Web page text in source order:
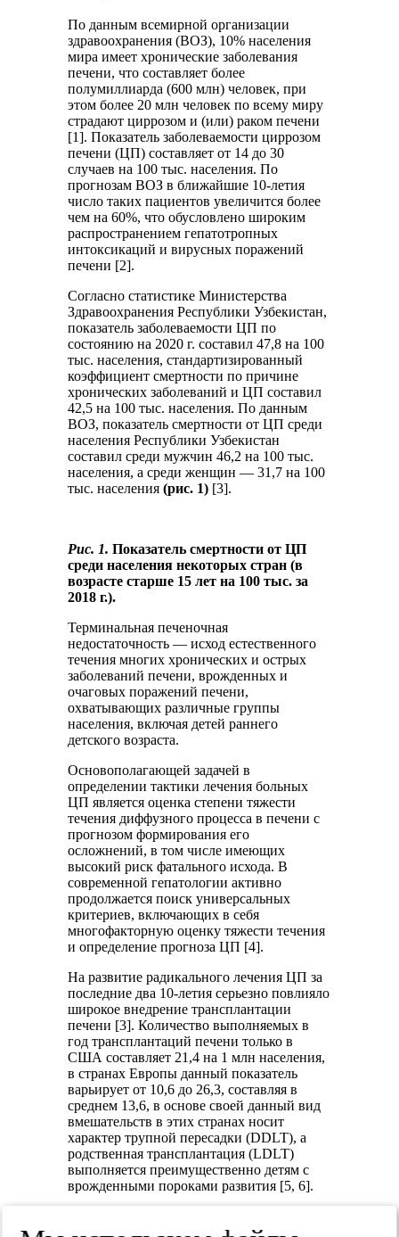
По данным всемирной организации
здравоохранения (ВОЗ), 10% населения
мира имеет хронические заболевания
печени, что составляет более
полумиллиарда (600 млн) человек, при
этом более 20 млн человек по всему миру
страдают циррозом и (или) раком печени
[1]. Показатель заболеваемости циррозом
печени (ЦП) составляет от 14 до 30
случаев на 100 тыс. населения. По
прогнозам ВОЗ в ближайшие 10-летия
число таких пациентов увеличится более
чем на 60%, что обусловлено широким
распространением гепатотропных
интоксикаций и вирусных поражений
печени [2].
Согласно статистике Министерства
Здравоохранения Республики Узбекистан,
показатель заболеваемости ЦП по
состоянию на 2020 г. составил 47,8 на 100
тыс. населения, стандартизированный
коэффициент смертности по причине
хронических заболеваний и ЦП составил
42,5 на 100 тыс. населения. По данным
ВОЗ, показатель смертности от ЦП среди
населения Республики Узбекистан
составил среди мужчин 46,2 на 100 тыс.
населения, а среди женщин — 31,7 на 100
тыс. населения(рис. 1) [3].
Рис. 1. Показатель смертности от ЦП
среди населения некоторых стран (в
возрасте старше 15 лет на 100 тыс. за
2018 г.).
Терминальная печеночная
недостаточность — исход естественного
течения многих хронических и острых
заболеваний печени, врожденных и
очаговых поражений печени,
охватывающих различные группы
населения, включая детей раннего
детского возраста.
Основополагающей задачей в
определении тактики лечения больных
ЦП является оценка степени тяжести
течения диффузного процесса в печени с
прогнозом формирования его
осложнений, в том числе имеющих
высокий риск фатального исхода. В
современной гепатологии активно
продолжается поиск универсальных
критериев, включающих в себя
многофакторную оценку тяжести течения
и определение прогноза ЦП [4].
На развитие радикального лечения ЦП за
последние два 10-летия серьезно повлияло
широкое внедрение трансплантации
печени [3]. Количество выполняемых в
год трансплантаций печени только в
США составляет 21,4 на 1 млн населения,
в странах Европы данный показатель
варьирует от 10,6 до 26,3, составляя в
среднем 13,6, в основе своей данный вид
вмешательств в этих странах носит
характер трупной пересадки (DDLT), а
родственная трансплантация (LDLT)
выполняется преимущественно детям с
врожденными пороками развития [5, 6].
сочетающих использование трупной и